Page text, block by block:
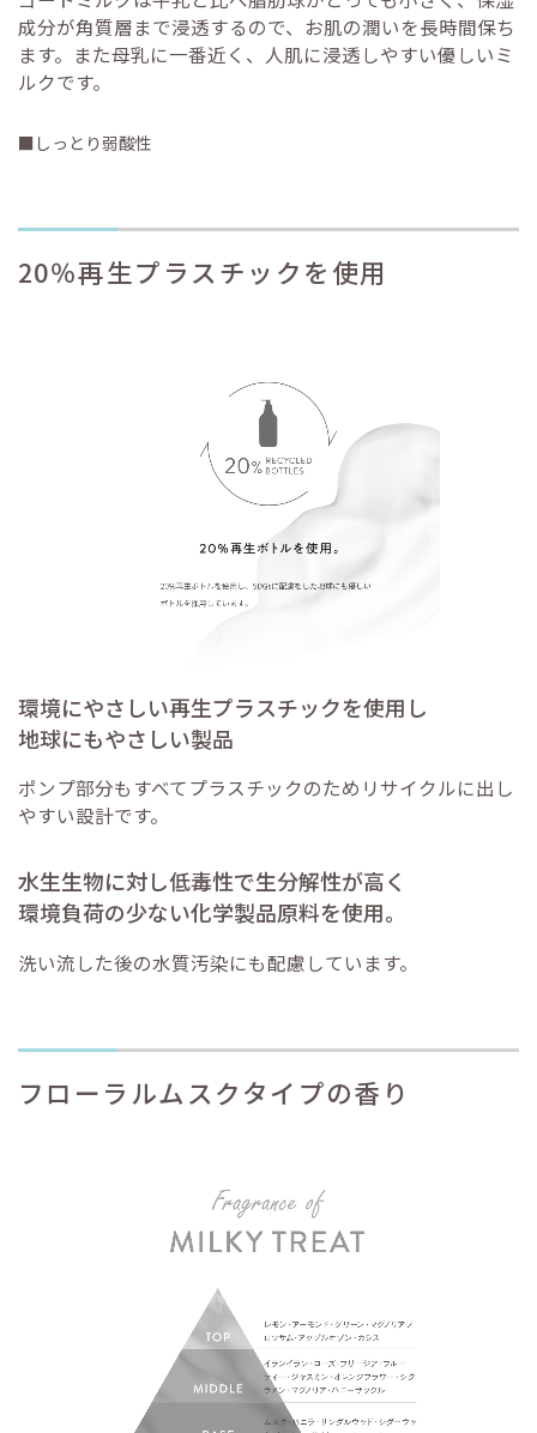
成分が角質層まで浸透するので、お肌の潤いを長時間保ち
ます。また母乳に一番近く、人肌に浸透しやすい優しいミ
ルクです。
■しっとり弱酸性
20％再生プラスチックを使用
環境にやさしい再生プラスチックを使用し
地球にもやさしい製品
ポンプ部分もすべてプラスチックのためリサイクルに出し
やすい設計です。
水生生物に対し低毒性で生分解性が高く
環境負荷の少ない化学製品原料を使用。
洗い流した後の水質汚染にも配慮しています。
フローラルムスクタイプの香り